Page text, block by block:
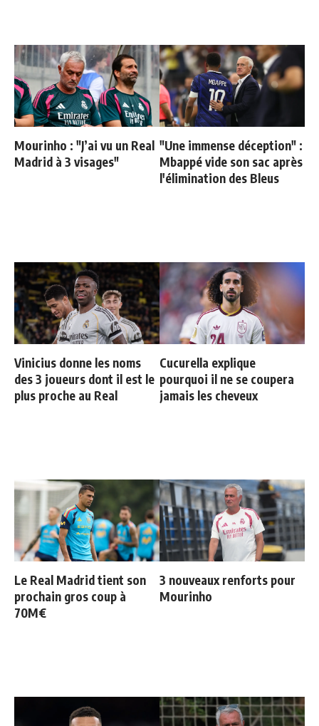
Mourinho : "J’ai vu un Real
Madrid à 3 visages"
"Une immense déception" :
Mbappé vide son sac après
l'élimination des Bleus
Vinicius donne les noms
des 3 joueurs dont il est le
plus proche au Real
Cucurella explique
pourquoi il ne se coupera
jamais les cheveux
Le Real Madrid tient son
prochain gros coup à
70M€
3 nouveaux renforts pour
Mourinho